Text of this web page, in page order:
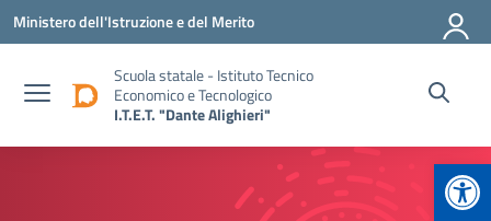
Vai ai contenuti
Vai al menu di navigazione
Vai al footer
Ministero dell'Istruzione e del Merito
Scuola statale - Istituto Tecnico
Economico e Tecnologico
I.T.E.T. "Dante Alighieri"